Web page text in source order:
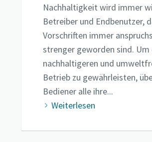
Nachhaltigkeit wird immer
Betreiber und Endbenutzer,
Vorschriften immer
strenger geworden sind. Um
nachhaltigeren und
Betrieb zu gewährleisten,
Bediener alle ihre...
Weiterlesen